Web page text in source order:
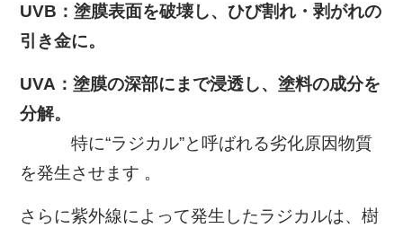
UVB：塗膜表面を破壊し、ひび割れ・剥がれの
引き金に。
UVA：塗膜の深部にまで浸透し、塗料の成分を
分解。
特に“ラジカル”と呼ばれる劣化原因物質
を発生させます 。
さらに紫外線によって発生したラジカルは、樹